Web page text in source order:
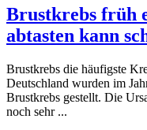
Brustkrebs früh
abtasten kann
Brustkrebs die häufigste
Deutschland wurden im
Brustkrebs gestellt. Die
noch sehr ...